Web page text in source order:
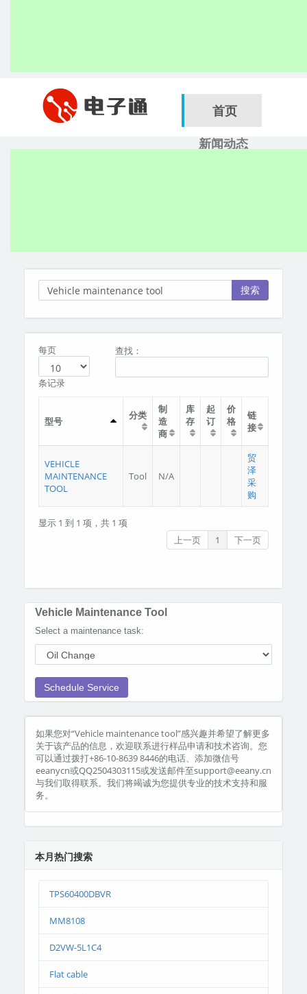
首页
新闻动态
服务商
搜索
每页
条记录
查找：
型号 分类
制
造
商
库
存
起
订
价
格
链
接
VEHICLE
MAINTENANCE
TOOL
Tool N/A
贸
泽
采
购
显示 1 到 1 项，共 1 项
上一页
1 下一页
Vehicle Maintenance Tool
Select a maintenance task:
Schedule Service
如果您对“Vehicle maintenance tool”感兴趣并希望了解更多
关于该产品的信息，欢迎联系进行样品申请和技术咨询。您
可以通过拨打+86-10-8639 8446的电话、添加微信号
eeanycn或QQ2504303115或发送邮件至support@eeany.cn
与我们取得联系。我们将竭诚为您提供专业的技术支持和服
务。
本月热门搜索
TPS60400DBVR
MM8108
D2VW-5L1C4
Flat cable